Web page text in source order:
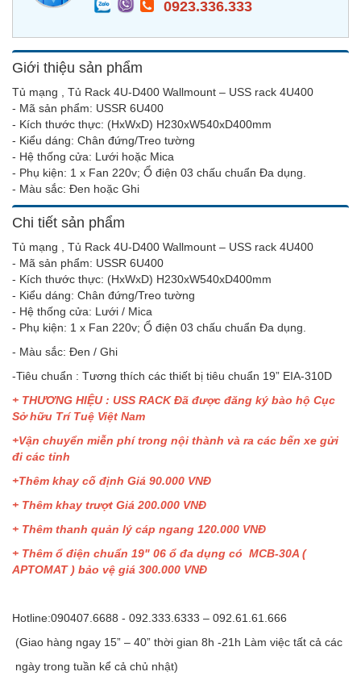
0923.336.333
Giới thiệu sản phẩm
Tủ mạng , Tủ Rack 4U-D400 Wallmount – USS rack 4U400
- Mã sản phẩm: USSR 6U400
- Kích thước thực: (HxWxD) H230xW540xD400mm
- Kiểu dáng: Chân đứng/Treo tường
- Hệ thống cửa: Lưới hoặc Mica
- Phụ kiện: 1 x Fan 220v; Ổ điện 03 chấu chuẩn Đa dụng.
- Màu sắc: Đen hoặc Ghi
Chi tiết sản phẩm
Tủ mạng , Tủ Rack 4U-D400 Wallmount – USS rack 4U400
- Mã sản phẩm: USSR 6U400
- Kích thước thực: (HxWxD) H230xW540xD400mm
- Kiểu dáng: Chân đứng/Treo tường
- Hệ thống cửa: Lưới / Mica
- Phụ kiện: 1 x Fan 220v; Ổ điện 03 chấu chuẩn Đa dụng.
- Màu sắc: Đen / Ghi
-Tiêu chuẩn : Tương thích các thiết bị tiêu chuẩn 19” EIA-310D
+ THƯƠNG HIỆU : USS RACK Đã được đăng ký bào hộ Cục
Sở hữu Trí Tuệ Việt Nam
+Vận chuyển miễn phí trong nội thành và ra các bến xe gửi
đi các tỉnh
+Thêm khay cố định Giá 90.000 VNĐ
+ Thêm khay trượt Giá 200.000 VNĐ
+ Thêm thanh quản lý cáp ngang 120.000 VNĐ
+ Thêm ổ điện chuẩn 19" 06 ổ đa dụng có MCB-30A (
APTOMAT ) bảo vệ giá 300.000 VNĐ
Hotline:090407.6688 - 092.333.6333 – 092.61.61.666
(Giao hàng ngay 15” – 40” thời gian 8h -21h Làm việc tất cả các
ngày trong tuần kể cả chủ nhật)